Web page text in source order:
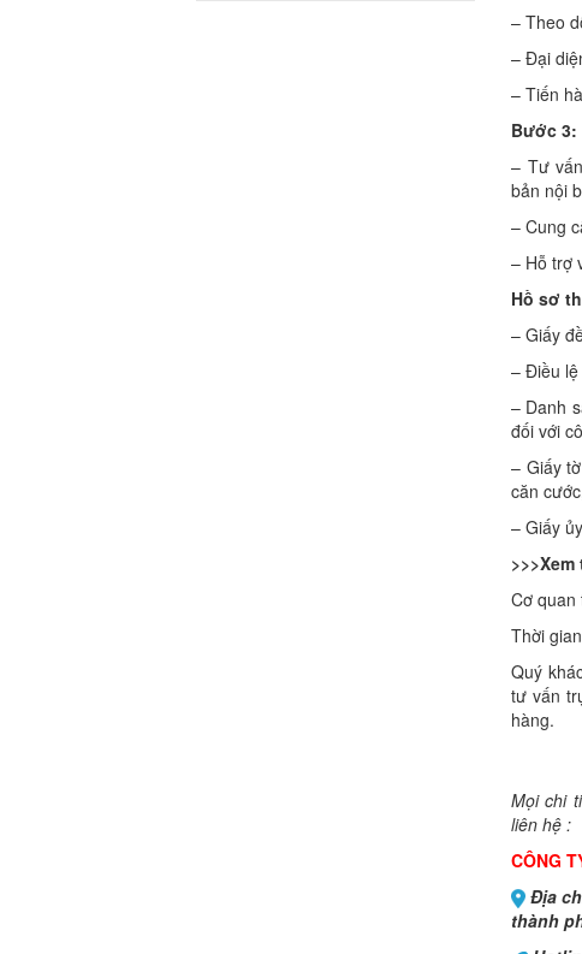
– Theo
– Đại
– Tiến
Bước 3:
– Tư
bản nội
– Cung
– Hỗ trợ
Hồ sơ
– Giấy
– Điều lệ
– Danh
đối với
– Giấy
căn
– Giấy
Cơ quan
Thời
Quý
tư vấn
hàng.
Mọi chi
liên hệ :
CÔNG
Địa
thành